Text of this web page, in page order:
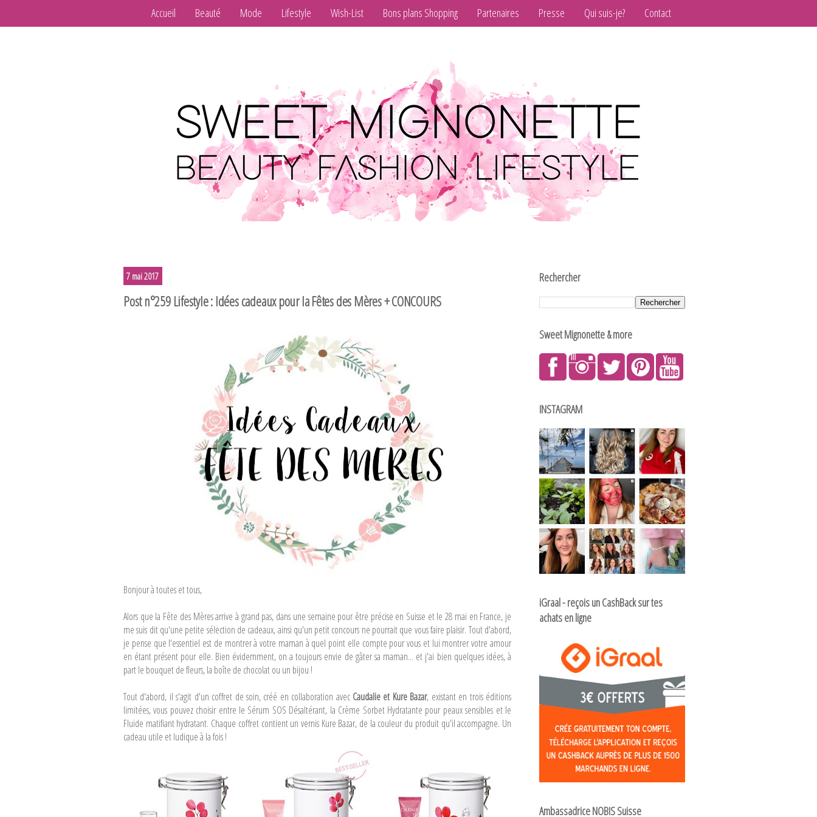
Accueil Beauté Mode Lifestyle Wish-List Bons plans Shopping Partenaires Presse Qui suis-je? Contact
7 mai 2017
Post n°259 Lifestyle : Idées cadeaux pour la Fêtes des Mères + CONCOURS
Bonjour à toutes et tous,
Alors que la Fête des Mères arrive à grand pas, dans une semaine pour être précise en Suisse et le 28 mai en France, je
me suis dit qu'une petite sélection de cadeaux, ainsi qu'un petit concours ne pourrait que vous faire plaisir. Tout d'abord,
je pense que l'essentiel est de montrer à votre maman à quel point elle compte pour vous et lui montrer votre amour
en étant présent pour elle. Bien évidemment, on a toujours envie de gâter sa maman... et j'ai bien quelques idées, à
part le bouquet de fleurs, la boîte de chocolat ou un bijou !
Tout d'abord, il s'agit d'un coffret de soin, créé en collaboration avec Caudalie et Kure Bazar, existant en trois éditions
limitées, vous pouvez choisir entre le Sérum SOS Désaltérant, la Crème Sorbet Hydratante pour peaux sensibles et le
Fluide matifiant hydratant. Chaque coffret contient un vernis Kure Bazar, de la couleur du produit qu'il accompagne. Un
cadeau utile et ludique à la fois !
Rechercher
Sweet Mignonette & more
INSTAGRAM
iGraal - reçois un CashBack sur tes
achats en ligne
Ambassadrice NOBIS Suisse